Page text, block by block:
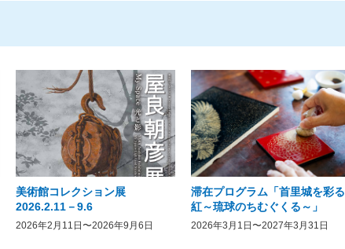
美術館コレクション展
2026.2.11－9.6
2026年2月11日〜2026年9月6日
滞在プログラム「首里城を彩る
紅～琉球のちむぐくる～」
2026年3月1日〜2027年3月31日